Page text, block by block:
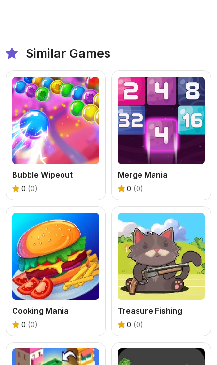
Similar Games
Bubble Wipeout
0 (0)
Merge Mania
0 (0)
Cooking Mania
0 (0)
Treasure Fishing
0 (0)